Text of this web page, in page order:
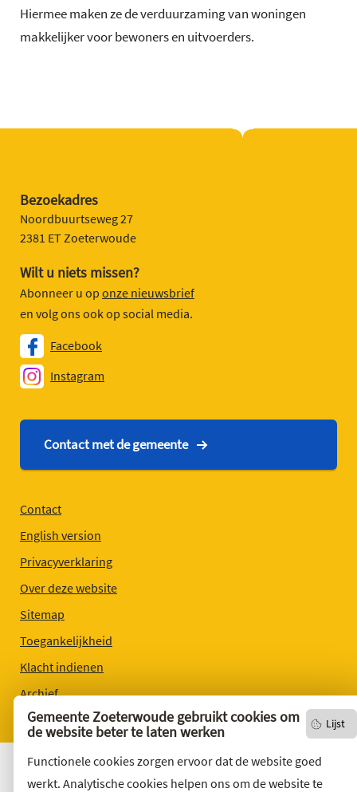
Lijst
Gemeente Zoeterwoude gebruikt cookies om
de website beter te laten werken
Functionele cookies zorgen ervoor dat de website goed
werkt. Analytische cookies helpen ons om de website te
Hiermee maken ze de verduurzaming van woningen
makkelijker voor bewoners en uitvoerders.
Bezoekadres
Noordbuurtseweg 27
2381 ET Zoeterwoude
Wilt u niets missen?
Abonneer u op onze nieuwsbrief
en volg ons ook op social media.
Facebook
Instagram
Contact met de gemeente
Contact
English version
Privacyverklaring
Over deze website
Sitemap
Toegankelijkheid
Klacht indienen
Archief
Vacatures